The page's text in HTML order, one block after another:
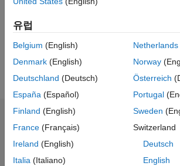
Following:
대시보드
통계
유럽
Belgium (English)
Denmark (English)
Deutschland (Deutsch)
España (Español)
Finland (English)
France (Français)
Ireland (English)
Italia (Italiano)
Netherlands
Norway
Österreich
Portugal
Sweden
Switzerland
Deutsch
English